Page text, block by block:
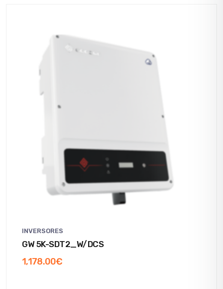
INVERSORES
GW 5K-SDT2_W/DCS
1,178.00€